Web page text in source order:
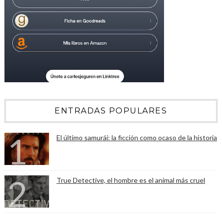
ENTRADAS POPULARES
El último samurái: la ficción como ocaso de la historia
True Detective, el hombre es el animal más cruel